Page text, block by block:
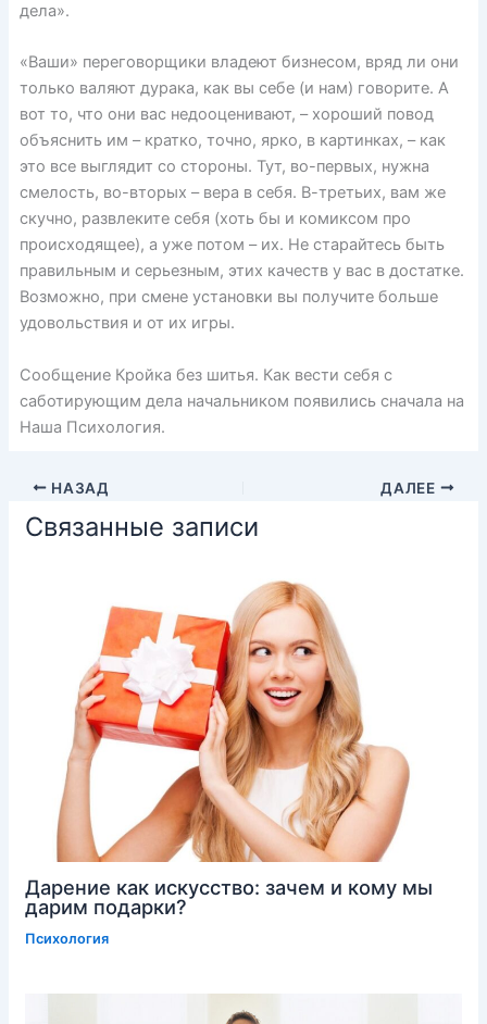
дела».
«Ваши» переговорщики владеют бизнесом, вряд ли они
только валяют дурака, как вы себе (и нам) говорите. А
вот то, что они вас недооценивают, – хороший повод
объяснить им – кратко, точно, ярко, в картинках, – как
это все выглядит со стороны. Тут, во-первых, нужна
смелость, во-вторых – вера в себя. В-третьих, вам же
скучно, развлеките себя (хоть бы и комиксом про
происходящее), а уже потом – их. Не старайтесь быть
правильным и серьезным, этих качеств у вас в достатке.
Возможно, при смене установки вы получите больше
удовольствия и от их игры.
Сообщение Кройка без шитья. Как вести себя с
саботирующим дела начальником появились сначала на
Наша Психология.
НАЗАД ДАЛЕЕ
Связанные записи
Дарение как искусство: зачем и кому мы
дарим подарки?
Психология